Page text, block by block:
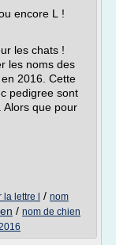
encore L !
les chats !
les noms des
2016. Cette
pedigree sont
Alors que pour
lettre l / nom
/ nom de chien